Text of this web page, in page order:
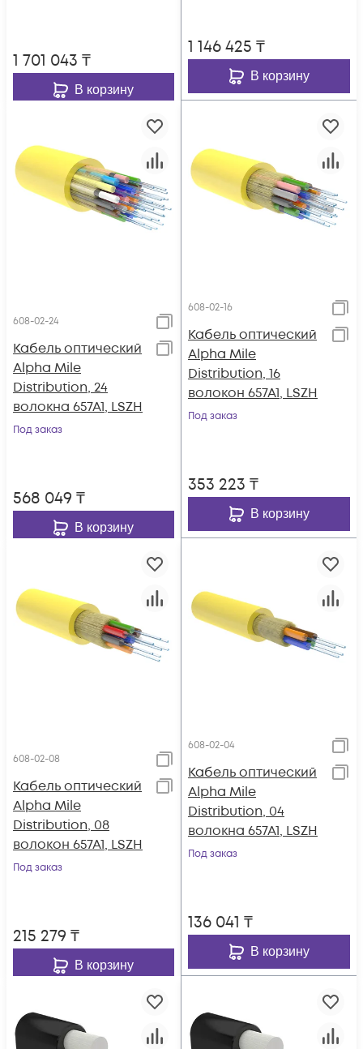
1 701 043 ₸
В корзину
1 146 425 ₸
В корзину
608-02-24
Кабель оптический
Alpha Mile
Distribution, 24
волокна 657A1, LSZH
Под заказ
568 049 ₸
В корзину
608-02-16
Кабель оптический
Alpha Mile
Distribution, 16
волокон 657A1, LSZH
Под заказ
353 223 ₸
В корзину
608-02-08
Кабель оптический
Alpha Mile
Distribution, 08
волокон 657A1, LSZH
Под заказ
215 279 ₸
В корзину
608-02-04
Кабель оптический
Alpha Mile
Distribution, 04
волокна 657A1, LSZH
Под заказ
136 041 ₸
В корзину